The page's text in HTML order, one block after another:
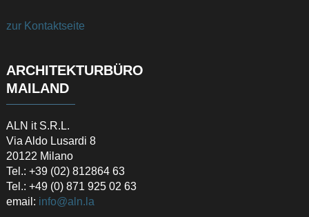
zur Kontaktseite
ARCHITEKTURBÜRO
MAILAND
ALN it S.R.L.
Via Aldo Lusardi 8
20122 Milano
Tel.: +39 (02) 812864 63
Tel.: +49 (0) 871 925 02 63
email: info@aln.la